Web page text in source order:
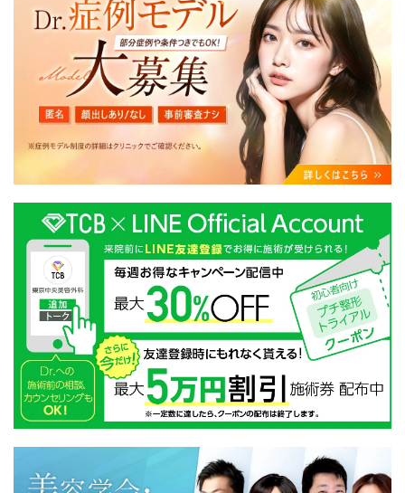
・患者様の閲覧履歴、端末等の情報
【利用目的】
TCBグループは取得情報を以下の目的で利用いたしま
す。
・クリニックの来院予約、医療サービスの提供、医療関
連商品の販売、アフターケア対応、これらに付随する諸
対応等のサービス提供のため
・医療サービスの提供に関する他の医療機関、検査機関
及び研究機関との連携のため
・サービス向上を目的とした医療サービス・販売する医
療関連商品に関する患者様へのアンケートの送受信及び
これに付随する諸対応のため
・Cookie等の技術を用いたアクセス履歴、閲覧記録等に
関する情報の収集、分析
・閲覧記録等から趣味・嗜好を分析した情報を使用して
の広告に利用するため
・お問い合わせ又はご意見の内容確認及びその対応のた
め
・患者様のサービス利用状況の分析及び症例研究のため
・広告、宣伝、マーケティングのため